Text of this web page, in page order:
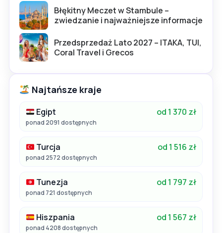
Błękitny Meczet w Stambule –
zwiedzanie i najważniejsze informacje
Przedsprzedaż Lato 2027 – ITAKA, TUI,
Coral Travel i Grecos
Najtańsze kraje
Egipt od 1 370 zł
ponad 2091 dostępnych
Turcja od 1 516 zł
ponad 2572 dostępnych
Tunezja od 1 797 zł
ponad 721 dostępnych
Hiszpania od 1 567 zł
ponad 4208 dostępnych